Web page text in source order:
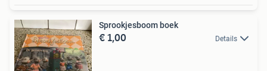
Sprookjesboom boek
€ 1,00 Details